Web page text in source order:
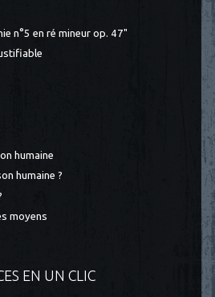
n°5 en ré mineur op. 47"
humaine
humaine ?
moyens
EN UN CLIC